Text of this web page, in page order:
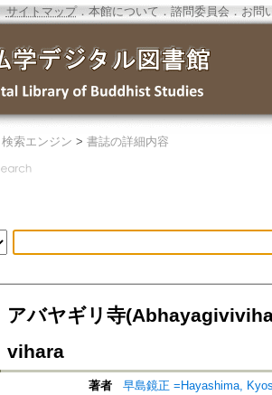
サイトマップ．本館について ． 諮問委員会． お問
検索エンジン > 書誌の詳細内容
アバヤギリ寺
vihara
著者
早島鏡正 =Hayashima,